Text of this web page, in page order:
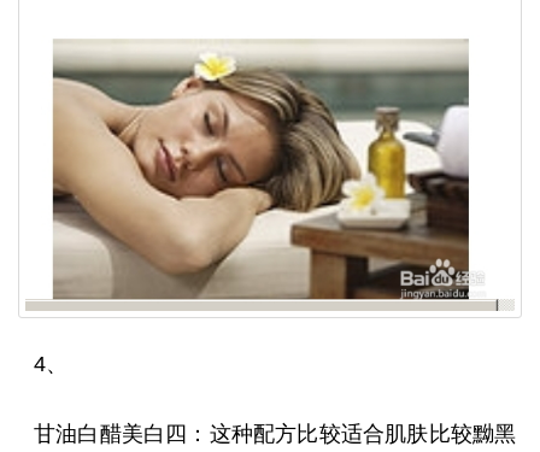
4、
甘油白醋美白四：这种配方比较适合肌肤比较黝黑